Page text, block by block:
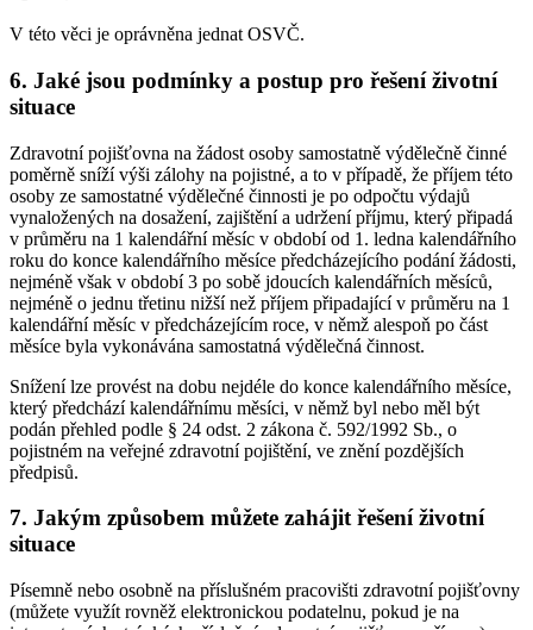
V této věci je oprávněna jednat OSVČ.
6. Jaké jsou podmínky a postup pro řešení životní
situace
Zdravotní pojišťovna na žádost osoby samostatně výdělečně činné
poměrně sníží výši zálohy na pojistné, a to v případě, že příjem této
osoby ze samostatné výdělečné činnosti je po odpočtu výdajů
vynaložených na dosažení, zajištění a udržení příjmu, který připadá
v průměru na 1 kalendářní měsíc v období od 1. ledna kalendářního
roku do konce kalendářního měsíce předcházejícího podání žádosti,
nejméně však v období 3 po sobě jdoucích kalendářních měsíců,
nejméně o jednu třetinu nižší než příjem připadající v průměru na 1
kalendářní měsíc v předcházejícím roce, v němž alespoň po část
měsíce byla vykonávána samostatná výdělečná činnost.
Snížení lze provést na dobu nejdéle do konce kalendářního měsíce,
který předchází kalendářnímu měsíci, v němž byl nebo měl být
podán přehled podle § 24 odst. 2 zákona č. 592/1992 Sb., o
pojistném na veřejné zdravotní pojištění, ve znění pozdějších
předpisů.
7. Jakým způsobem můžete zahájit řešení životní
situace
Písemně nebo osobně na příslušném pracovišti zdravotní pojišťovny
(můžete využít rovněž elektronickou podatelnu, pokud je na